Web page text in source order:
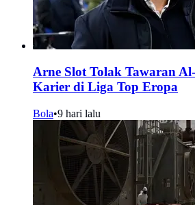
Arne Slot Tolak Tawaran
Karier di Liga Top Eropa
Bola•9 hari lalu